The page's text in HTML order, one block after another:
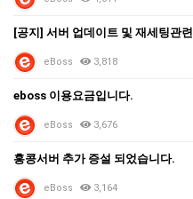
[공지] 서버 업데이트 및 재세팅관련
eBoss 3,818
eboss 이용요금입니다.
eBoss 3,676
홍콩서버 추가 증설 되었습니다.
eBoss 3,164